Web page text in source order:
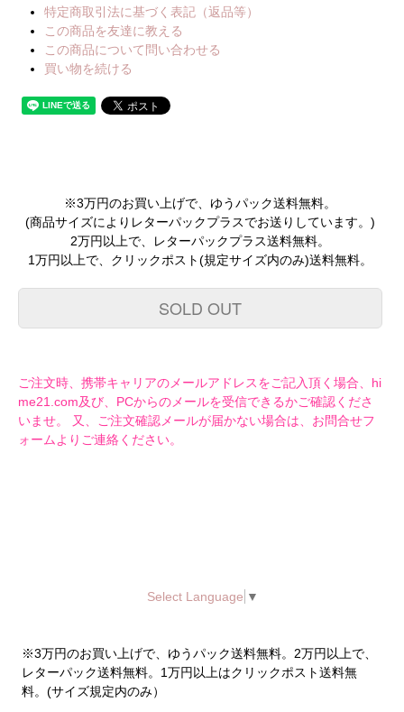
特定商取引法に基づく表記（返品等）
この商品を友達に教える
この商品について問い合わせる
買い物を続ける
※3万円のお買い上げで、ゆうパック送料無料。
(商品サイズによりレターパックプラスでお送りしています。)
2万円以上で、レターパックプラス送料無料。
1万円以上で、クリックポスト(規定サイズ内のみ)送料無料。
SOLD OUT
ご注文時、携帯キャリアのメールアドレスをご記入頂く場合、hi
me21.com及び、PCからのメールを受信できるかご確認くださ
いませ。 又、ご注文確認メールが届かない場合は、お問合せフ
ォームよりご連絡ください。
Select Language ▼
※3万円のお買い上げで、ゆうパック送料無料。2万円以上で、
レターパック送料無料。1万円以上はクリックポスト送料無
料。(サイズ規定内のみ）